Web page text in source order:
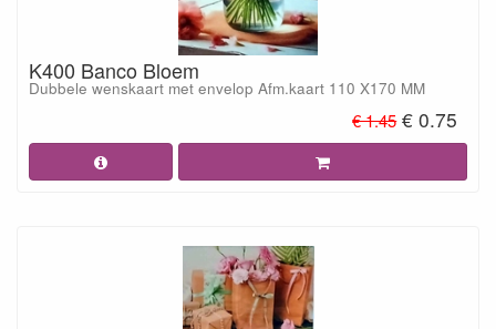
K400 Banco Bloem
Dubbele wenskaart met envelop Afm.kaart 110 X170 MM
€ 1.45 € 0.75